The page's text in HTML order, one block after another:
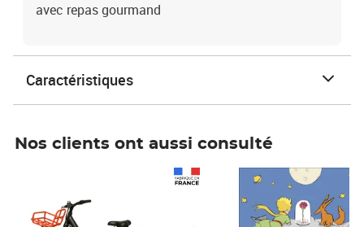
avec repas gourmand
Caractéristiques
Nos clients ont aussi consulté
Prix 7,50€